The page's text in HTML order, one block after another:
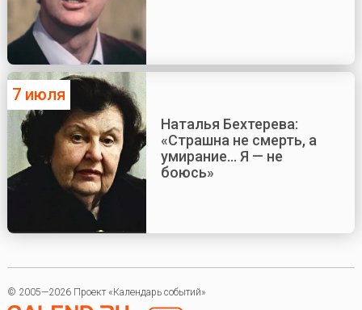
7 июля
Наталья Бехтерева:
«Страшна не смерть, а
умирание... Я — не
боюсь»
© 2005—2026 Проект «Календарь событий»